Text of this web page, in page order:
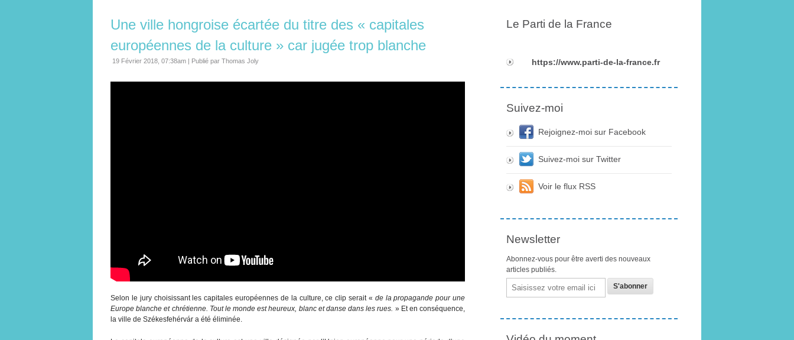
Une ville hongroise écartée du titre des « capitales
européennes de la culture » car jugée trop blanche
19 Février 2018, 07:38am | Publié par Thomas Joly
Selon le jury choisissant les capitales européennes de la culture, ce clip serait « de la propagande pour une
Europe blanche et chrétienne. Tout le monde est heureux, blanc et danse dans les rues. » Et en conséquence,
la ville de Székesfehérvár a été éliminée.
Le Parti de la France
https://www.parti-de-la-france.fr
Suivez-moi
Rejoignez-moi sur Facebook
Suivez-moi sur Twitter
Voir le flux RSS
Newsletter
Abonnez-vous pour être averti des nouveaux
articles publiés.
Email